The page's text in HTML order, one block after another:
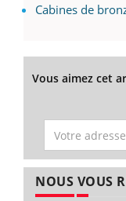
Cabines de
Vous aimez cet
NOUS VOUS